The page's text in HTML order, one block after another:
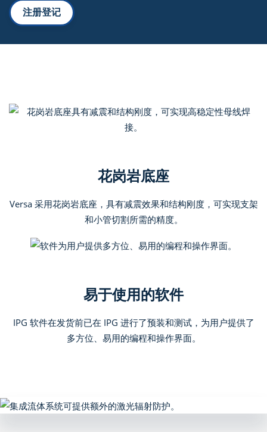
注册登记
花岗岩底座
Versa 采用花岗岩底座，具有减震效果和结构刚度，可实现支架
和小管切割所需的精度。
易于使用的软件
IPG 软件在发货前已在 IPG 进行了预装和测试，为用户提供了
多方位、易用的编程和操作界面。